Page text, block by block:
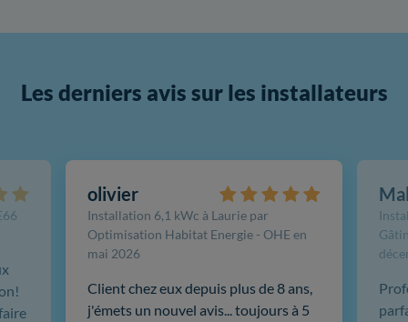
Les derniers avis sur les installateurs
olivier
Installation 6,1 kWc à Laurie par
Optimisation Habitat Energie - OHE en
mai 2026
Client chez eux depuis plus de 8 ans,
j'émets un nouvel avis... toujours à 5